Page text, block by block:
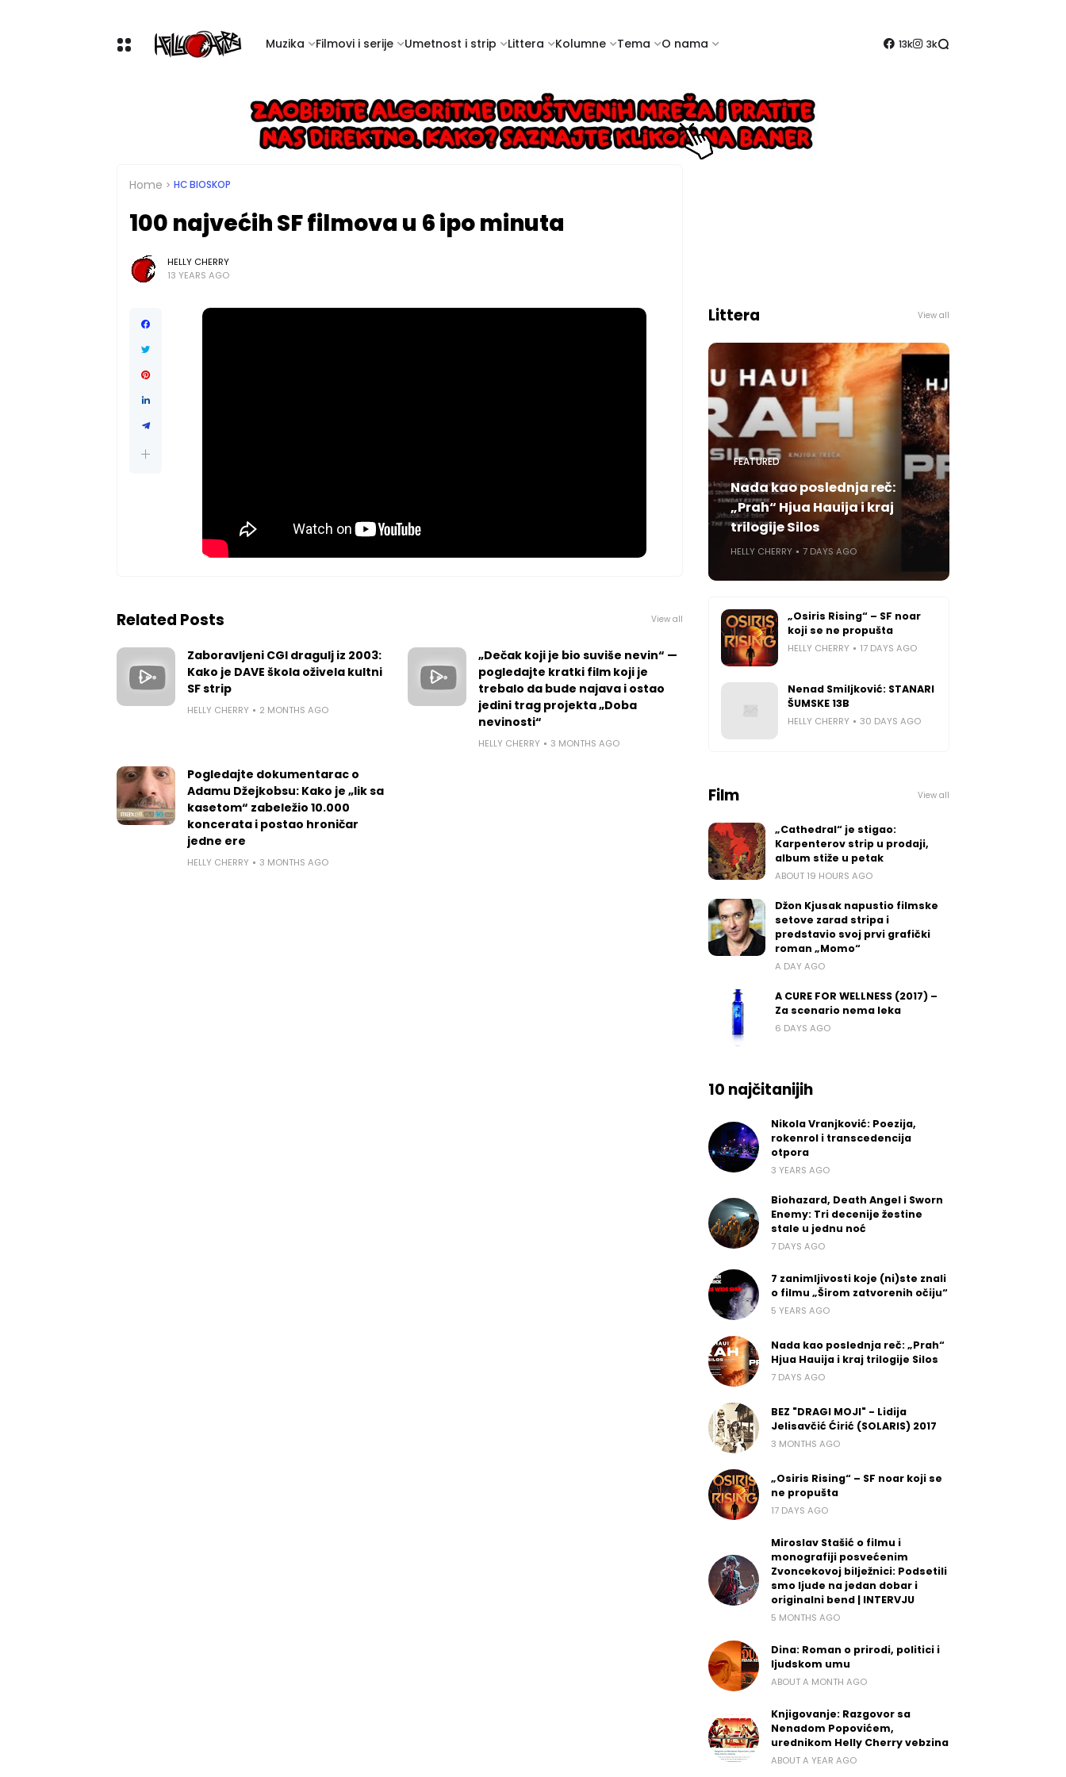
Muzika Filmovi i serije Umetnost i strip Littera Kolumne Tema O nama 13k 3k
Home HC BIOSKOP
100 najvećih SF filmova u 6 ipo minuta
HELLY CHERRY
13 YEARS AGO
Related Posts View all
Zaboravljeni CGI dragulj iz 2003:
Kako je DAVE škola oživela kultni
SF strip
HELLY CHERRY 2 MONTHS AGO
„Dečak koji je bio suviše nevin“ —
pogledajte kratki film koji je
trebalo da bude najava i ostao
jedini trag projekta „Doba
nevinosti“
HELLY CHERRY 3 MONTHS AGO
Pogledajte dokumentarac o
Adamu Džejkobsu: Kako je „lik sa
kasetom“ zabeležio 10.000
koncerata i postao hroničar
jedne ere
HELLY CHERRY 3 MONTHS AGO
Littera View all
FEATURED
Nada kao poslednja reč:
„Prah“ Hjua Hauija i kraj
trilogije Silos
HELLY CHERRY 7 DAYS AGO
„Osiris Rising“ – SF noar
koji se ne propušta
HELLY CHERRY 17 DAYS AGO
Nenad Smiljković: STANARI
ŠUMSKE 13B
HELLY CHERRY 30 DAYS AGO
Film View all
„Cathedral“ je stigao:
Karpenterov strip u prodaji,
album stiže u petak
ABOUT 19 HOURS AGO
Džon Kjusak napustio filmske
setove zarad stripa i
predstavio svoj prvi grafički
roman „Momo“
A DAY AGO
A CURE FOR WELLNESS (2017) –
Za scenario nema leka
6 DAYS AGO
10 najčitanijih
Nikola Vranjković: Poezija,
rokenrol i transcedencija
otpora
3 YEARS AGO
Biohazard, Death Angel i Sworn
Enemy: Tri decenije žestine
stale u jednu noć
7 DAYS AGO
7 zanimljivosti koje (ni)ste znali
o filmu „Širom zatvorenih očiju“
5 YEARS AGO
Nada kao poslednja reč: „Prah“
Hjua Hauija i kraj trilogije Silos
7 DAYS AGO
BEZ "DRAGI MOJI" - Lidija
Jelisavčić Ćirić (SOLARIS) 2017
3 MONTHS AGO
„Osiris Rising“ – SF noar koji se
ne propušta
17 DAYS AGO
Miroslav Stašić o filmu i
monografiji posvećenim
Zvoncekovoj bilježnici: Podsetili
smo ljude na jedan dobar i
originalni bend | INTERVJU
5 MONTHS AGO
Dina: Roman o prirodi, politici i
ljudskom umu
ABOUT A MONTH AGO
Knjigovanje: Razgovor sa
Nenadom Popovićem,
urednikom Helly Cherry vebzina
ABOUT A YEAR AGO